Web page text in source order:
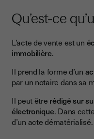
Que se passe-t-il en
Signature de l’acte de
qu’il faut retenir
Qu’est-ce
L’acte de vente est un
immobilière.
Il prend la forme d’un
par un notaire dans sa
Il peut être rédigé sur
électronique. Dans
d’un acte dématérialisé.